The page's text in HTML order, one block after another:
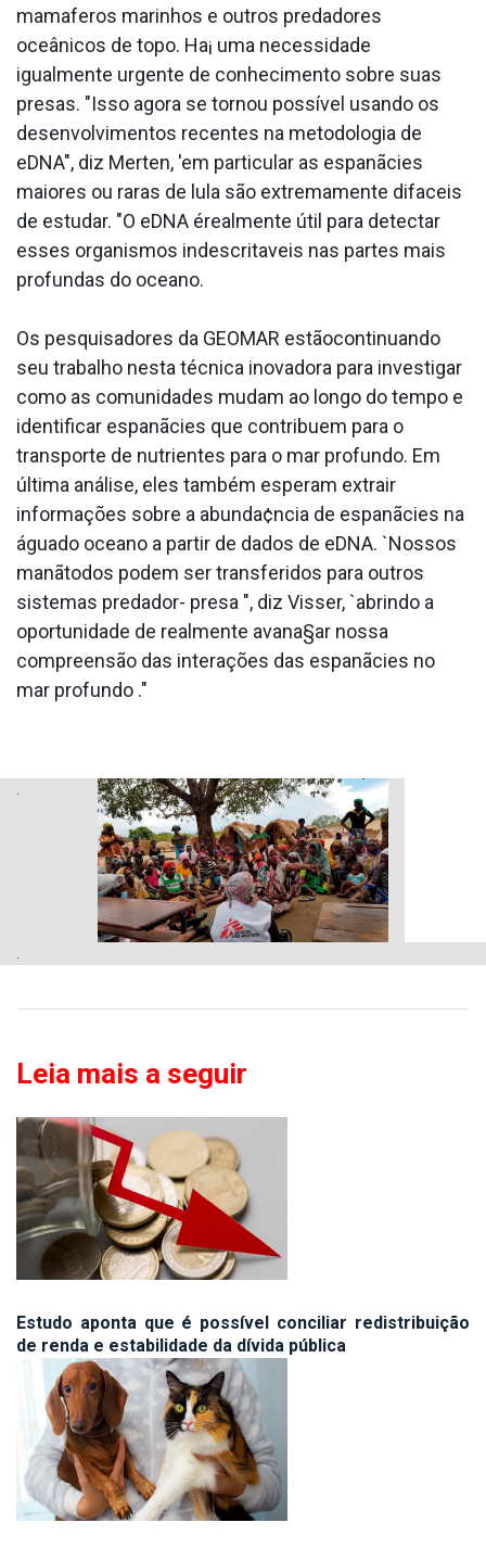
mama­feros marinhos e outros predadores
oceânicos de topo. Ha¡ uma necessidade
igualmente urgente de conhecimento sobre suas
presas. "Isso agora se tornou possí­vel usando os
desenvolvimentos recentes na metodologia de
eDNA", diz Merten, 'em particular as espanãcies
maiores ou raras de lula são extremamente difa­ceis
de estudar. "O eDNA érealmente útil para detectar
esses organismos indescrita­veis nas partes mais
profundas do oceano.
Os pesquisadores da GEOMAR estãocontinuando
seu trabalho nesta técnica inovadora para investigar
como as comunidades mudam ao longo do tempo e
identificar espanãcies que contribuem para o
transporte de nutrientes para o mar profundo. Em
última análise, eles também esperam extrair
informações sobre a abunda¢ncia de espanãcies na
águado oceano a partir de dados de eDNA. `Nossos
manãtodos podem ser transferidos para outros
sistemas predador- presa ", diz Visser, `abrindo a
oportunidade de realmente avana§ar nossa
compreensão das interações das espanãcies no
mar profundo ."
Leia mais a seguir
Estudo aponta que é possível conciliar redistribuição
de renda e estabilidade da dívida pública